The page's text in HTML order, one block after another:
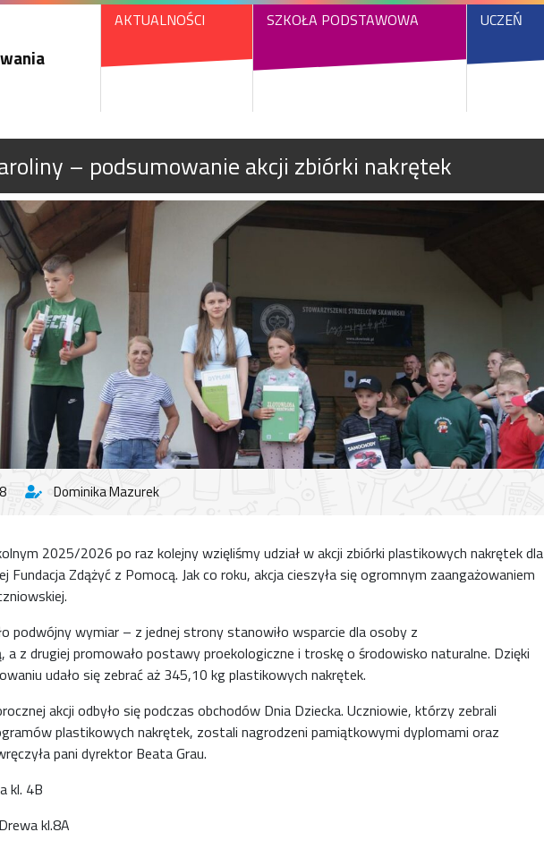
AKTUALNOŚCI SZKOŁA PODSTAWOWA UCZEŃ
– podsumowanie akcji zbiórki nakrętek
Dominika Mazurek
2025/2026 po raz kolejny wzięliśmy udział w akcji zbiórki plastikowych nakrętek dla
Fundacja Zdążyć z Pomocą. Jak co roku, akcja cieszyła się ogromnym zaangażowaniem
podwójny wymiar – z jednej strony stanowiło wsparcie dla osoby z
a z drugiej promowało postawy proekologiczne i troskę o środowisko naturalne. Dzięki
udało się zebrać aż 345,10 kg plastikowych nakrętek.
akcji odbyło się podczas obchodów Dnia Dziecka. Uczniowie, którzy zebrali
plastikowych nakrętek, zostali nagrodzeni pamiątkowymi dyplomami oraz
pani dyrektor Beata Grau.
kl. 4B
kl.8A